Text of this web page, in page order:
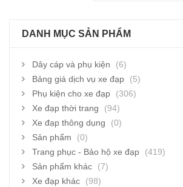
DANH MỤC SẢN PHẨM
Dây cáp và phụ kiện
(6)
Bảng giá dịch vụ xe đạp
(5)
Phụ kiện cho xe đạp
(306)
Xe đạp thời trang
(94)
Xe đạp thông dụng
(0)
Sản phẩm
(0)
Trang phục - Bảo hộ xe đạp
(419)
Sản phẩm khác
(7)
Xe đạp khác
(98)